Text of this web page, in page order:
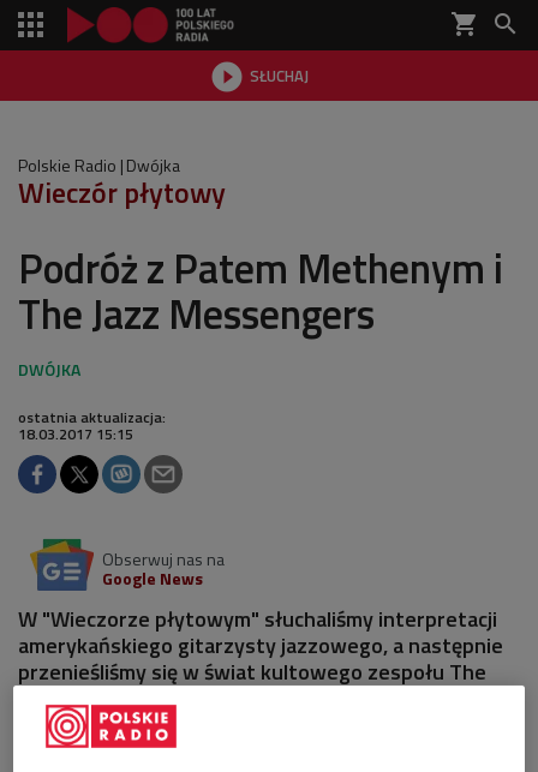
shopping_cart 
 SŁUCHAJ

Polskie Radio Dwójka
Wieczór płytowy
Podróż z Patem Methenym i
The Jazz Messengers
ostatnia aktualizacja:
18.03.2017 15:15
Obserwuj nas na
Google News
W "Wieczorze płytowym" słuchaliśmy interpretacji
amerykańskiego gitarzysty jazzowego, a następnie
przenieśliśmy się w świat kultowego zespołu The
Jazz Messengers.